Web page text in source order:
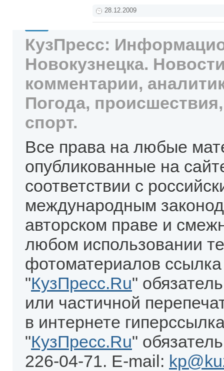
28.12.2009
КузПресс:
Новокузнецка.
комментарии,
Погода,
спорт.
Все права на любые
опубликованные на
соответствии с
международным
авторском праве и
любом использовании
фотоматериалов
"КузПресс.Ru"
или частичной
в интернете
"КузПресс.Ru"
226-04-71. E-mail: